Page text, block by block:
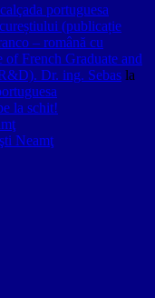
portuguesa
(publicație
– română cu
of French Graduate and
Dr. ing. Sebas la
la schit!
Neamţ